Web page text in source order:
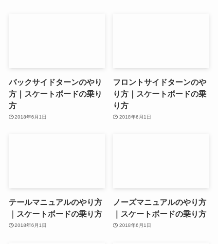
バックサイドターンのやり
方｜スケートボードの乗り
方
2018年6月1日
フロントサイドターンのや
り方｜スケートボードの乗
り方
2018年6月1日
テールマニュアルのやり方
｜スケートボードの乗り方
2018年6月1日
ノーズマニュアルのやり方
｜スケートボードの乗り方
2018年6月1日